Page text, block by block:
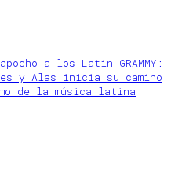
a los Latin GRAMMY:
y Alas inicia su camino
de la música latina